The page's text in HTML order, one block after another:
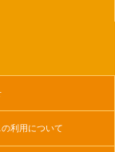
利用について